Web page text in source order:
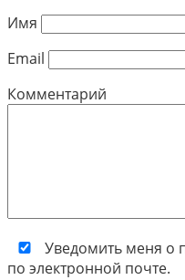
Имя
Email
Комментарий
Уведомить меня о
по электронной почте.